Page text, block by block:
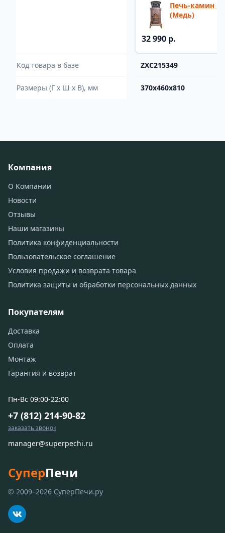
Печь-камин
(Медь)
32 990 р.
Код товара в базе ZXC215349
Размеры (Г х Ш х В), мм 370х460х810
Компания
О Компании
Новости
Отзывы
Наши магазины
Политика конфиденциальности
Пользовательское соглашение
Условия продажи и возврата товара
Политика защиты и обработки персональных данных
Покупателям
Доставка
Оплата
Монтаж
Гарантия и возврат
Пн-Вс 09:00-22:00
+7 (812) 214-90-82
заказать звонок
manager@superpechi.ru
СуперПечи
© 2009–2026 СуперПечи.ру